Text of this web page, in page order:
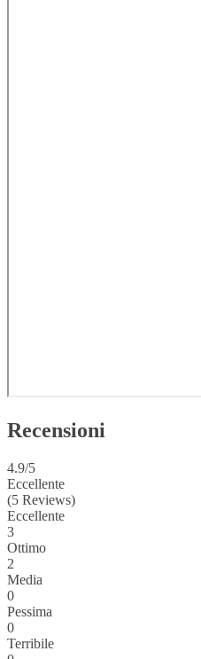
Recensioni
4.9/5
Eccellente
(5 Reviews)
Eccellente
3
Ottimo
2
Media
0
Pessima
0
Terribile